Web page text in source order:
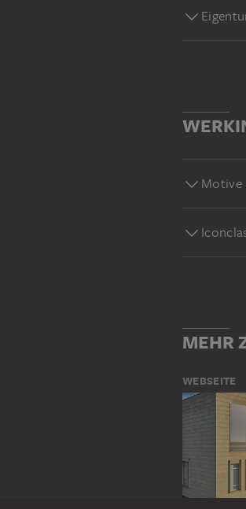
Motive
MEHR
WEBSEITE